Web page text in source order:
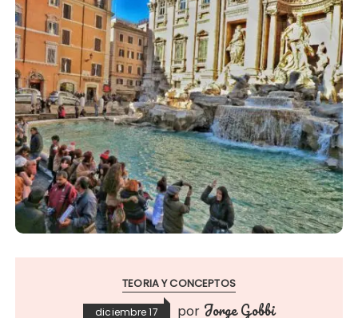
TEORIA Y CONCEPTOS
diciembre 17 por Jorge Gobbi